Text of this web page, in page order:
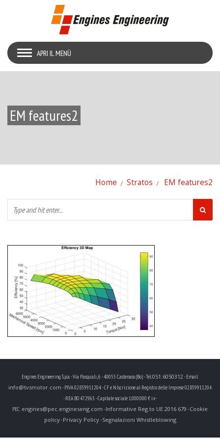
APRI IL MENÙ
EM features2
Home Stratos EM features2
Engines Engineering S.p.a. - Via Pasquali, 6 - 40055 Castenaso (Bo) - Tel.051.6050312- Email:
info@tvsmotor.com - P.IVA 02859911204 - CF e N.Iscrizione al Registro delle Imprese 02859911204
- REA BO 472965 - Capitale sociale 1.000.000 € i.v. -
PEC: engines@pec.engineseng.com -Informative Reg.to UE 2016 679 -Cookie
policy-Privacy Policy-Segnalazioni Whistleblowing